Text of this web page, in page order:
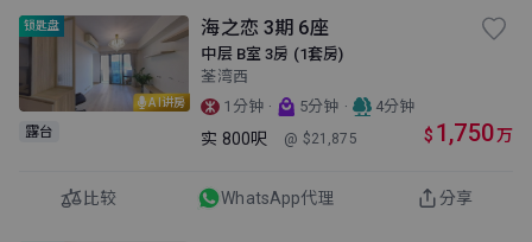
AI讲房
锁匙盘
露台
海之恋 3期 6座
中层 B室 3房 (1套房)
荃湾西
1分钟 · 5分钟 · 4分钟
实 800呎 @ $21,875 $ 1,750万
比较 WhatsApp代理 分享